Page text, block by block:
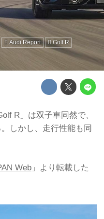
Audi Report
Golf R
R」は双子車同然で、
しかし、走行性能も同
Web 」より転載した